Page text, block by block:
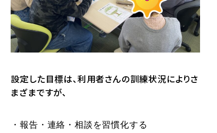
設定した目標は、利用者さんの訓練状況によりさ
まざまですが、
・報告・連絡・相談を習慣化する